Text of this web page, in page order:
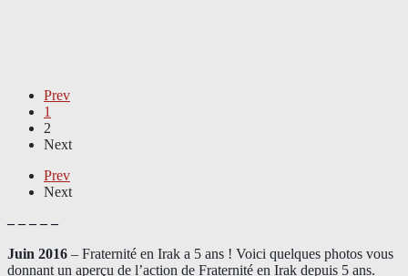
Prev
1
2
Next
Prev
Next
– – – – –
Juin 2016 – Fraternité en Irak a 5 ans ! Voici quelques photos vous
donnant un aperçu de l’action de Fraternité en Irak depuis 5 ans.